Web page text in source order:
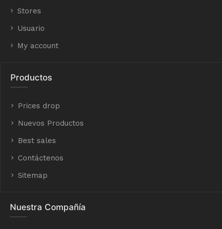
Stores
Usuario
My account
Productos
Prices drop
Nuevos Productos
Best sales
Contáctenos
Sitemap
Nuestra Compañía